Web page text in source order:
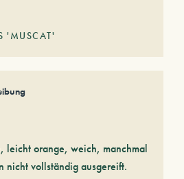
'MUSCAT'
leicht orange, weich, manchmal
nicht vollständig ausgereift.